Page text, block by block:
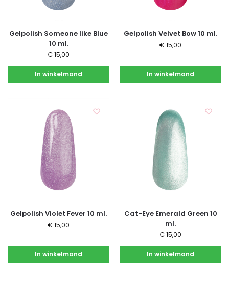
Gelpolish Someone like Blue
10 ml.
€ 15,00
In winkelmand
Gelpolish Velvet Bow 10 ml.
€ 15,00
In winkelmand
Gelpolish Violet Fever 10 ml.
€ 15,00
In winkelmand
Cat-Eye Emerald Green 10
ml.
€ 15,00
In winkelmand